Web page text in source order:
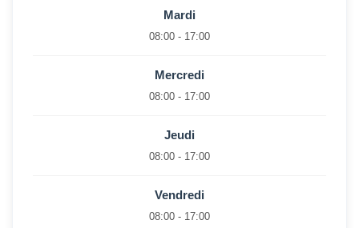
Mardi
08:00 - 17:00
Mercredi
08:00 - 17:00
Jeudi
08:00 - 17:00
Vendredi
08:00 - 17:00